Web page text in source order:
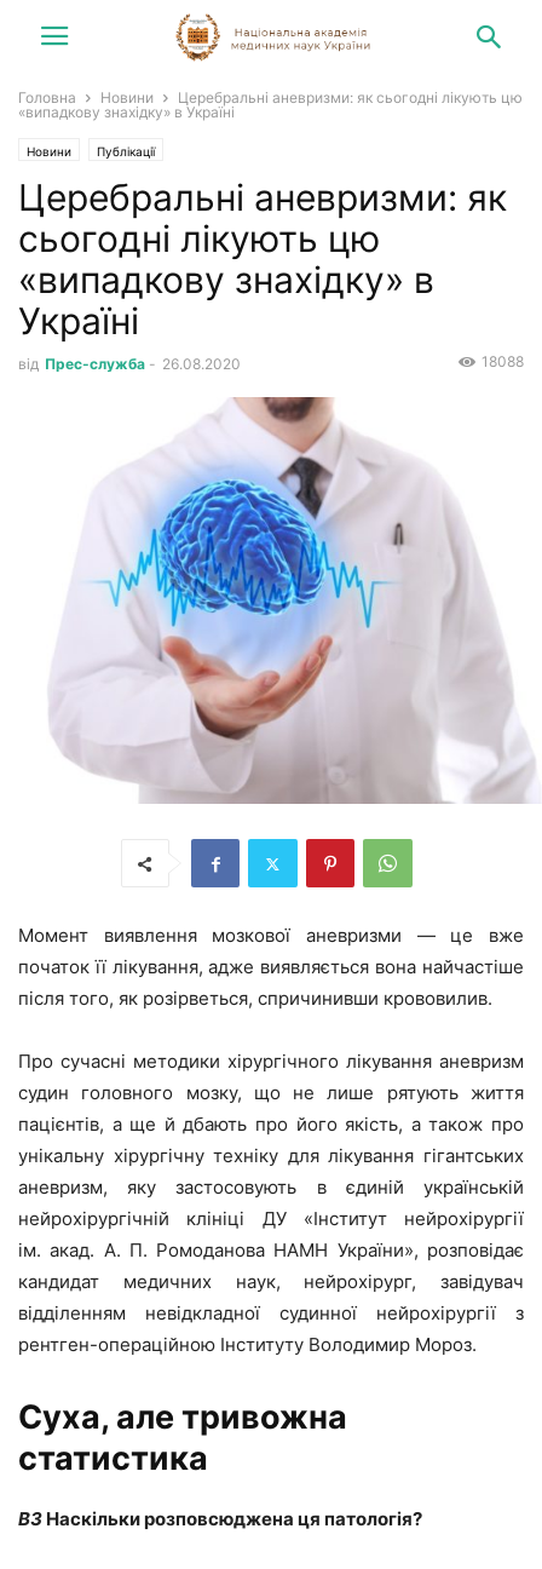
Головна Новини
Церебральні аневризми: як сьогодні лікують цю
«випадкову знахідку» в Україні
Новини Публікації
Церебральні аневризми: як
сьогодні лікують цю
«випадкову знахідку» в
Україні
від Прес-служба - 26.08.2020 18088
Момент виявлення мозкової аневризми — це вже
початок її лікування, адже виявляється вона найчастіше
після того, як розірветься, спричинивши крововилив.
Про сучасні методики хірургічного лікування аневризм
судин головного мозку, що не лише рятують життя
пацієнтів, а ще й дбають про його якість, а також про
унікальну хірургічну техніку для лікування гігантських
аневризм, яку застосовують в єдиній українській
нейрохірургічній клініці ДУ «Інститут нейрохірургії
ім. акад. А. П. Ромоданова НАМН України», розповідає
кандидат медичних наук, нейрохірург, завідувач
відділенням невідкладної судинної нейрохірургії з
рентген-операційною Інституту Володимир Мороз.
Суха, але тривожна
статистика
ВЗ Наскільки розповсюджена ця патологія?